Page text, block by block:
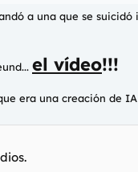
a una que se suicidó
... el vídeo!!!
era una creación de